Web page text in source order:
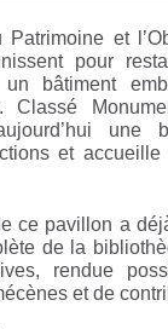
Patrimoine et
pour
bâtiment
Classé
une
et accueille
ce pavillon a
de la
rendue
et de